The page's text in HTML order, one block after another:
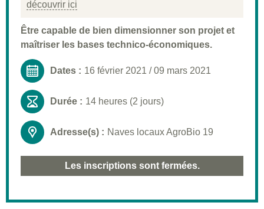
découvrir ici
Être capable de bien dimensionner son projet et
maîtriser les bases technico-économiques.
Dates : 16 février 2021 /09 mars 2021
Durée : 14 heures (2 jours)
Adresse(s) : Naves locaux AgroBio 19
Les inscriptions sont fermées.